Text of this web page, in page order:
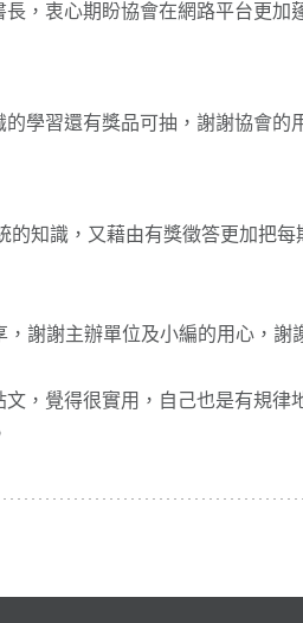
，衷心期盼協會在網路平台更加
學習還有獎品可抽，謝謝協會的
知識，又藉由有獎徵答更加把
謝謝主辦單位及小編的用心，謝
，覺得很實用，自己也是有規